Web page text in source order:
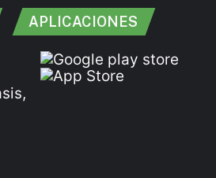
APLICACIONES